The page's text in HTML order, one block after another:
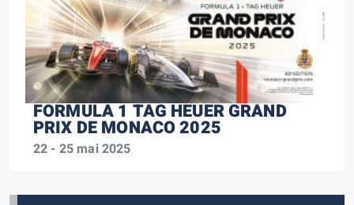
FORMULA 1 TAG HEUER GRAND
PRIX DE MONACO 2025
22 - 25 mai 2025